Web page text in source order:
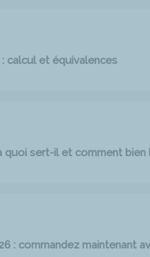
calcul et équivalences
quoi sert-il et comment bien
: commandez maintenant